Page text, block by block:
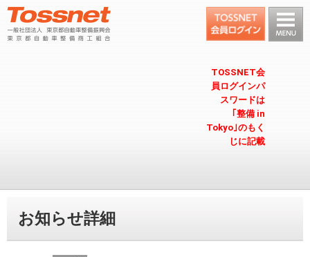
TOSSNET会
員ログインパ
スワードは
｢整備 in
Tokyo｣のもく
じに記載
お知らせ詳細